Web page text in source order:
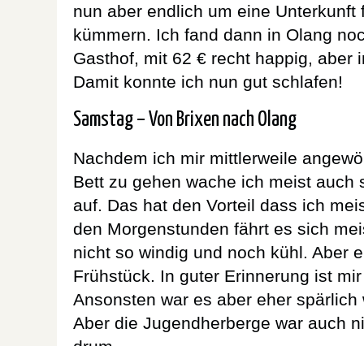
nun aber endlich um eine Unterkunft
kümmern. Ich fand dann in Olang
Gasthof, mit 62 € recht happig, aber
Damit konnte ich nun gut schlafen!
Samstag – Von Brixen nach Olang
Nachdem ich mir mittlerweile
Bett zu gehen wache ich meist auch
auf. Das hat den Vorteil dass ich
den Morgenstunden fährt es sich
nicht so windig und noch kühl. Aber
Frühstück. In guter Erinnerung ist
Ansonsten war es aber eher
Aber die Jugendherberge war auch